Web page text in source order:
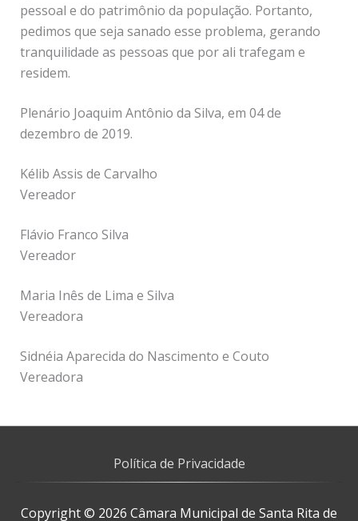
pessoal e do patrimônio da população. Portanto,
pedimos que seja sanado esse problema, gerando
tranquilidade as pessoas que por ali trafegam e
residem.
Plenário Joaquim Antônio da Silva, em 04 de
dezembro de 2019.
Kélib Assis de Carvalho
Vereador
Flávio Franco Silva
Vereador
Maria Inês de Lima e Silva
Vereadora
Sidnéia Aparecida do Nascimento e Couto
Vereadora
Política de Privacidade
Copyright © 2026 Câmara Municipal de Santa Rita de